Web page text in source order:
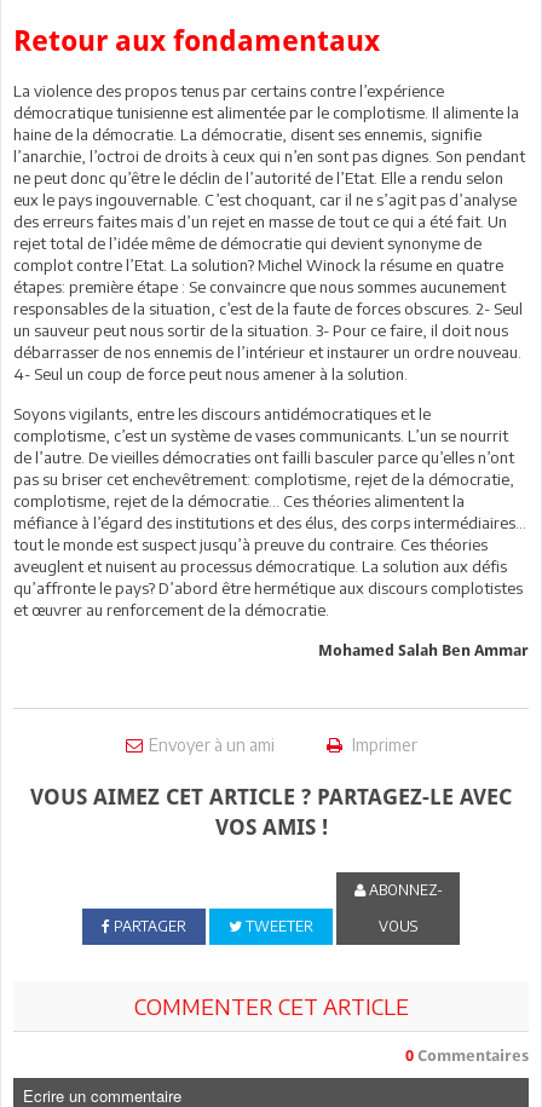
Retour aux fondamentaux
La violence des propos tenus par certains contre l’expérience
démocratique tunisienne est alimentée par le complotisme. Il alimente la
haine de la démocratie. La démocratie, disent ses ennemis, signifie
l’anarchie, l’octroi de droits à ceux qui n’en sont pas dignes. Son pendant
ne peut donc qu’être le déclin de l’autorité de l’Etat. Elle a rendu selon
eux le pays ingouvernable. C’est choquant, car il ne s’agit pas d’analyse
des erreurs faites mais d’un rejet en masse de tout ce qui a été fait. Un
rejet total de l’idée même de démocratie qui devient synonyme de
complot contre l’Etat. La solution? Michel Winock la résume en quatre
étapes: première étape : Se convaincre que nous sommes aucunement
responsables de la situation, c’est de la faute de forces obscures. 2- Seul
un sauveur peut nous sortir de la situation. 3- Pour ce faire, il doit nous
débarrasser de nos ennemis de l’intérieur et instaurer un ordre nouveau.
4- Seul un coup de force peut nous amener à la solution.
Soyons vigilants, entre les discours antidémocratiques et le
complotisme, c’est un système de vases communicants. L’un se nourrit
de l’autre. De vieilles démocraties ont failli basculer parce qu’elles n’ont
pas su briser cet enchevêtrement: complotisme, rejet de la démocratie,
complotisme, rejet de la démocratie… Ces théories alimentent la
méfiance à l’égard des institutions et des élus, des corps intermédiaires…
tout le monde est suspect jusqu’à preuve du contraire. Ces théories
aveuglent et nuisent au processus démocratique. La solution aux défis
qu’affronte le pays? D’abord être hermétique aux discours complotistes
et œuvrer au renforcement de la démocratie.
Mohamed Salah Ben Ammar
Envoyer à un ami Imprimer
VOUS AIMEZ CET ARTICLE ? PARTAGEZ-LE AVEC
VOS AMIS !
PARTAGER TWEETER
ABONNEZ-
VOUS
COMMENTER CET ARTICLE
0 Commentaires
Ecrire un commentaire